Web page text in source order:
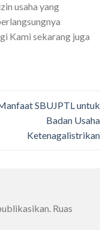
usaha yang
Kami sekarang juga
SBUJPTL untuk
Badan Usaha
Ketenagalistrikan
Ruas